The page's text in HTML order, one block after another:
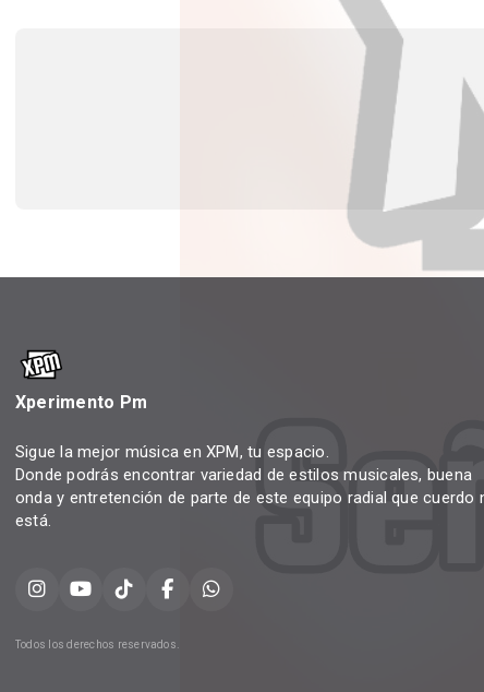
Xperimento Pm
Sigue la mejor música en XPM, tu espacio.
Donde podrás encontrar variedad de estilos musicales, buena
onda y entretención de parte de este equipo radial que cuerdo
está.
Todos los derechos reservados.